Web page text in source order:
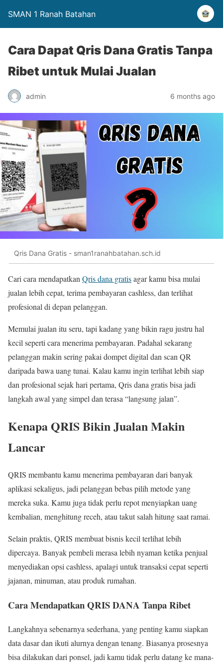
SMAN 1 Ranah Batahan
Cara Dapat Qris Dana Gratis Tanpa
Ribet untuk Mulai Jualan
admin 6 months ago
Qris Dana Gratis - sman1ranahbatahan.sch.id
Cari cara mendapatkanQris dana gratisagar kamu bisa mulai
jualan lebih cepat, terima pembayaran cashless, dan terlihat
profesional di depan pelanggan.
Memulai jualan itu seru, tapi kadang yang bikin ragu justru hal
kecil seperti cara menerima pembayaran. Padahal sekarang
pelanggan makin sering pakai dompet digital dan scan QR
daripada bawa uang tunai. Kalau kamu ingin terlihat lebih siap
dan profesional sejak hari pertama, Qris dana gratis bisa jadi
langkah awal yang simpel dan terasa “langsung jalan”.
Kenapa QRIS Bikin Jualan Makin
Lancar
QRIS membantu kamu menerima pembayaran dari banyak
aplikasi sekaligus, jadi pelanggan bebas pilih metode yang
mereka suka. Kamu juga tidak perlu repot menyiapkan uang
kembalian, menghitung receh, atau takut salah hitung saat ramai.
Selain praktis, QRIS membuat bisnis kecil terlihat lebih
dipercaya. Banyak pembeli merasa lebih nyaman ketika penjual
menyediakan opsi cashless, apalagi untuk transaksi cepat seperti
jajanan, minuman, atau produk rumahan.
Cara Mendapatkan QRIS DANA Tanpa Ribet
Langkahnya sebenarnya sederhana, yang penting kamu siapkan
data dasar dan ikuti alurnya dengan tenang. Biasanya prosesnya
bisa dilakukan dari ponsel, jadi kamu tidak perlu datang ke mana-